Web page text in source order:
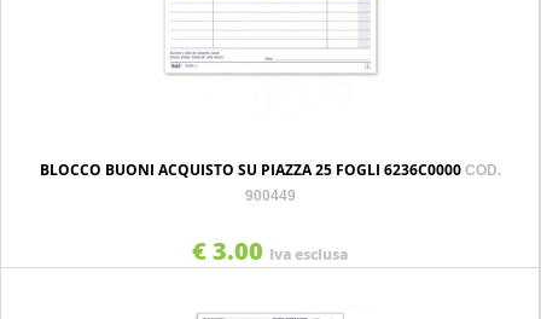
BLOCCO BUONI ACQUISTO SU PIAZZA 25 FOGLI 6236C0000 COD.
900449
€ 3.00 Iva esclusa